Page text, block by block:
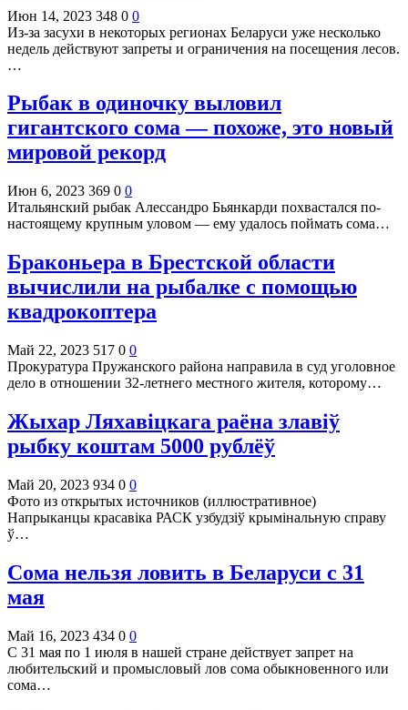
Июн 14, 2023 348 0 0
Из-за засухи в некоторых регионах Беларуси уже несколько
недель действуют запреты и ограничения на посещения лесов.
…
Рыбак в одиночку выловил
гигантского сома — похоже, это новый
мировой рекорд
Июн 6, 2023 369 0 0
Итальянский рыбак Алессандро Бьянкарди похвастался по-
настоящему крупным уловом — ему удалось поймать сома…
Браконьера в Брестской области
вычислили на рыбалке с помощью
квадрокоптера
Май 22, 2023 517 0 0
Прокуратура Пружанского района направила в суд уголовное
дело в отношении 32-летнего местного жителя, которому…
Жыхар Ляхавіцкага раёна злавіў
рыбку коштам 5000 рублёў
Май 20, 2023 934 0 0
Фото из открытых источников (иллюстративное)
Напрыканцы красавіка РАСК узбудзіў крымінальную справу
ў…
Сома нельзя ловить в Беларуси с 31
мая
Май 16, 2023 434 0 0
С 31 мая по 1 июля в нашей стране действует запрет на
любительский и промысловый лов сома обыкновенного или
сома…